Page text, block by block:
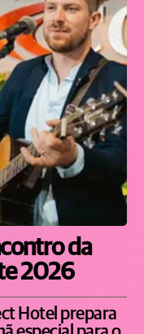
da
2026
Hotel prepara